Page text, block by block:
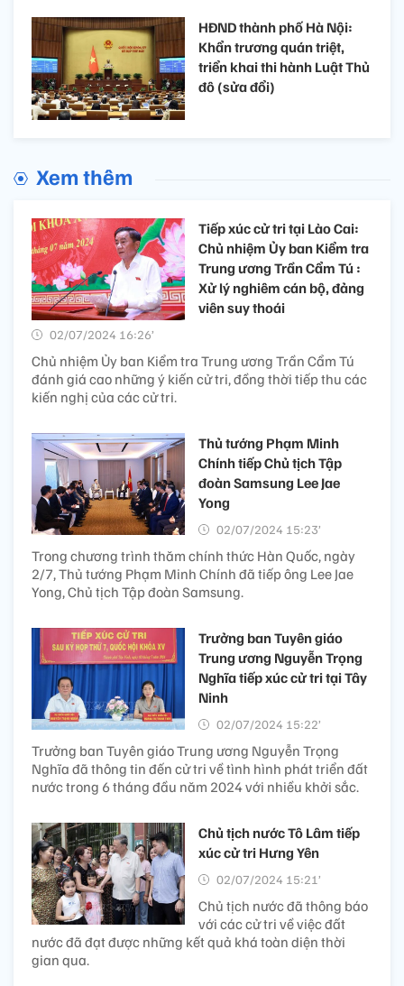
HĐND thành phố Hà Nội:
Khẩn trương quán triệt,
triển khai thi hành Luật Thủ
đô (sửa đổi)
Xem thêm
Tiếp xúc cử tri tại Lào Cai:
Chủ nhiệm Ủy ban Kiểm tra
Trung ương Trần Cẩm Tú :
Xử lý nghiêm cán bộ, đảng
viên suy thoái
02/07/2024 16:26’
Chủ nhiệm Ủy ban Kiểm tra Trung ương Trần Cẩm Tú
đánh giá cao những ý kiến cử tri, đồng thời tiếp thu các
kiến nghị của các cử tri.
Thủ tướng Phạm Minh
Chính tiếp Chủ tịch Tập
đoàn Samsung Lee Jae
Yong
02/07/2024 15:23’
Trong chương trình thăm chính thức Hàn Quốc, ngày
2/7, Thủ tướng Phạm Minh Chính đã tiếp ông Lee Jae
Yong, Chủ tịch Tập đoàn Samsung.
Trưởng ban Tuyên giáo
Trung ương Nguyễn Trọng
Nghĩa tiếp xúc cử tri tại Tây
Ninh
02/07/2024 15:22’
Trưởng ban Tuyên giáo Trung ương Nguyễn Trọng
Nghĩa đã thông tin đến cử tri về tình hình phát triển đất
nước trong 6 tháng đầu năm 2024 với nhiều khởi sắc.
Chủ tịch nước Tô Lâm tiếp
xúc cử tri Hưng Yên
02/07/2024 15:21’
Chủ tịch nước đã thông báo
với các cử tri về việc đất
nước đã đạt được những kết quả khá toàn diện thời
gian qua.